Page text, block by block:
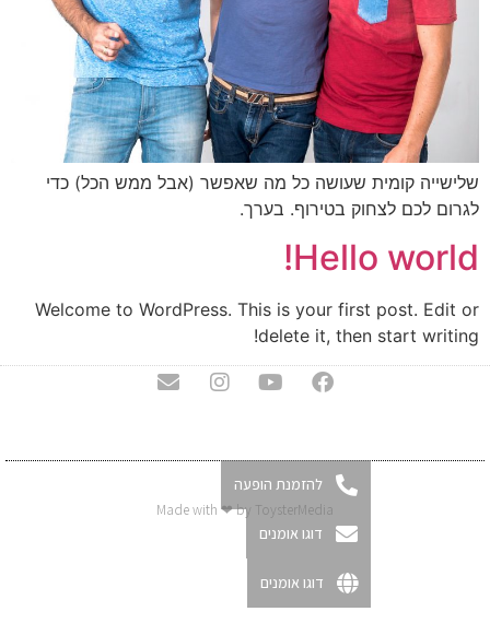
שלישייה קומית שעושה כל מה שאפשר (אבל ממש הכל) כדי
לגרום לכם לצחוק בטירוף. בערך.
Hello world!
Welcome to WordPress. This is your first post. Edit or
delete it, then start writing!
Made with ❤ by ToysterMedia
להזמנת הופעה
דוגו אומנים
דוגו אומנים